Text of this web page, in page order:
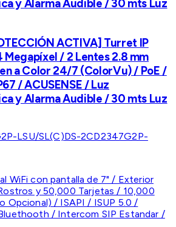
y Alarma Audible / 30 mts Luz
ACTIVA] Turret IP
Megapíxel / 2 Lentes 2.8 mm
a Color 24/7 (ColorVu) / PoE /
/ ACUSENSE / Luz
y Alarma Audible / 30 mts Luz
LSU/SL(C)DS-2CD2347G2P-